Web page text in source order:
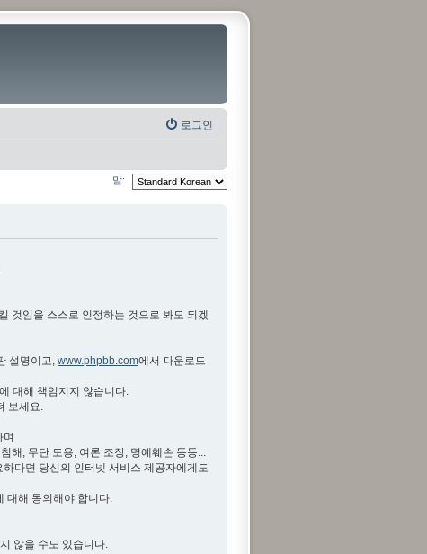
로그인
말:
것임을 스스로 인정하는 것으로 봐도 되겠
설명이고, www.phpbb.com에서 다운로드
대해 책임지지 않습니다.
보세요.
며
해, 무단 도용, 여론 조장, 명예훼손 등등...
다면 당신의 인터넷 서비스 제공자에게도
대해 동의해야 합니다.
않을 수도 있습니다.